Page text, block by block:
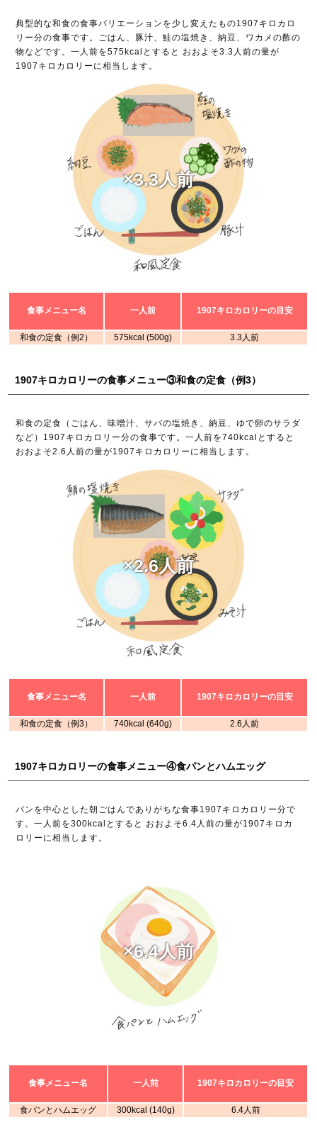
典型的な和食の食事バリエーションを少し変えたもの1907キロカロ
リー分の食事です。ごはん、豚汁、鮭の塩焼き、納豆、ワカメの酢の
物などです。一人前を575kcalとすると おおよそ3.3人前の量が
1907キロカロリーに相当します。
×3.3人前
食事メニュー名 一人前 1907キロカロリーの目安
和食の定食（例2） 575kcal (500g) 3.3人前
1907キロカロリーの食事メニュー③和食の定食（例3）
和食の定食（ごはん、味噌汁、サバの塩焼き、納豆、ゆで卵のサラダ
など）1907キロカロリー分の食事です。一人前を740kcalとすると
おおよそ2.6人前の量が1907キロカロリーに相当します。
×2.6人前
食事メニュー名 一人前 1907キロカロリーの目安
和食の定食（例3） 740kcal (640g) 2.6人前
1907キロカロリーの食事メニュー④食パンとハムエッグ
パンを中心とした朝ごはんでありがちな食事1907キロカロリー分で
す。一人前を300kcalとすると おおよそ6.4人前の量が1907キロカ
ロリーに相当します。
×6.4人前
食事メニュー名 一人前 1907キロカロリーの目安
食パンとハムエッグ 300kcal (140g) 6.4人前